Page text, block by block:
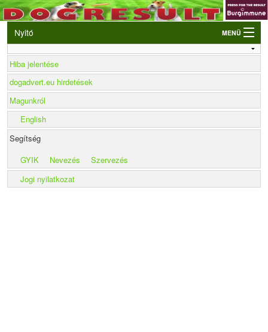
Nyitó MENÜ
Belépés
VB és EO válogatók
Élő eredmények
Rendezvények
Kutyák
Tulajdonosok/Felvezetők
Hiba jelentése
dogadvert.eu hirdetések
Magunkról
English
Segítség
GYIK
Nevezés
Szervezés
Jogi nyilatkozat